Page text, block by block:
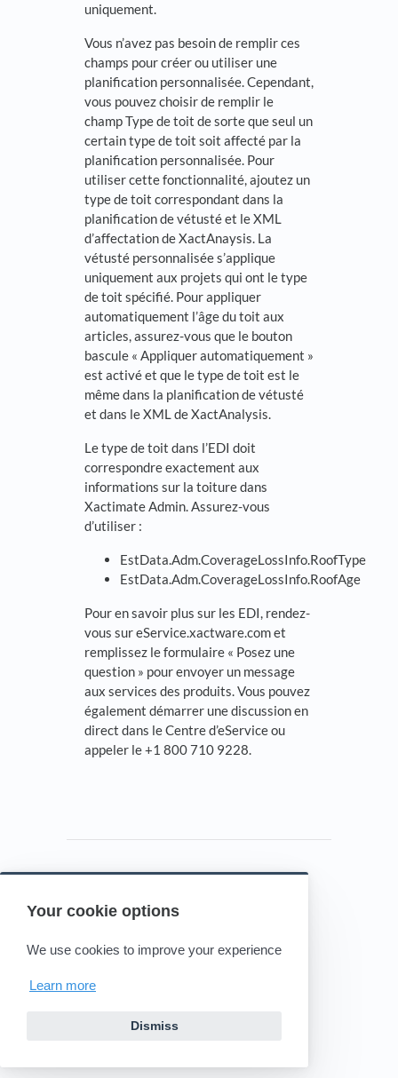
Your cookie options
We use cookies to improve your experience
Learn more
Dismiss
uniquement.
Vous n’avez pas besoin de remplir ces
champs pour créer ou utiliser une
planification personnalisée. Cependant,
vous pouvez choisir de remplir le
champ Type de toit de sorte que seul un
certain type de toit soit affecté par la
planification personnalisée. Pour
utiliser cette fonctionnalité, ajoutez un
type de toit correspondant dans la
planification de vétusté et le XML
d’affectation de XactAnaysis. La
vétusté personnalisée s’applique
uniquement aux projets qui ont le type
de toit spécifié. Pour appliquer
automatiquement l’âge du toit aux
articles, assurez-vous que le bouton
bascule « Appliquer automatiquement »
est activé et que le type de toit est le
même dans la planification de vétusté
et dans le XML de XactAnalysis.
Le type de toit dans l’EDI doit
correspondre exactement aux
informations sur la toiture dans
Xactimate Admin. Assurez-vous
d’utiliser :
EstData.Adm.CoverageLossInfo.RoofType
EstData.Adm.CoverageLossInfo.RoofAge
Pour en savoir plus sur les EDI, rendez-
vous sur eService.xactware.com et
remplissez le formulaire « Posez une
question » pour envoyer un message
aux services des produits. Vous pouvez
également démarrer une discussion en
direct dans le Centre d’eService ou
appeler le +1 800 710 9228.
Powered by HelpDocs